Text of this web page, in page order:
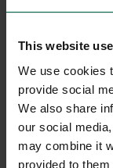
This website
We use cookies
provide social
We also share
our social
may combine it
provided to
Hyr från240kr/
9 i lager